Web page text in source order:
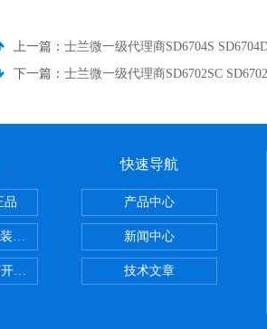
上一篇： 士兰微一级代理商SD6704S
下一篇： 士兰微一级代理商SD6702SC
品
正品
关电容器原装正品
快速导航
产品中心
新闻中心
技术文章